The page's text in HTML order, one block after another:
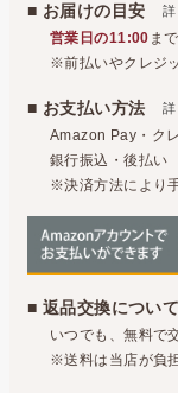
■ お届けの目安 詳
営業日の11:00 ま
※前払いやクレジ
■ お支払い方法 詳
Amazon Pay・ク
銀行振込・後払い
※決済方法により
■ 返品交換につい
いつでも、無料で
※送料は当店が負